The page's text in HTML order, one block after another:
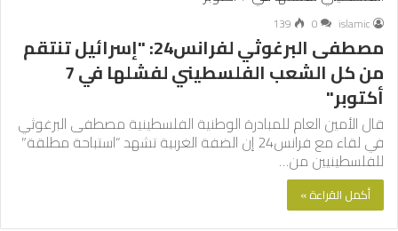
islamic
0
139
مصطفى البرغوثي لفرانس24: "إسرائيل تنتقم
من كل الشعب الفلسطيني لفشلها في 7
أكتوبر"
قال الأمين العام للمبادرة الوطنية الفلسطينية مصطفى البرغوثي
في لقاء مع فرانس24 إن الضفة الغربية تشهد “استباحة مطلقة”
للفلسطينيين من…
أكمل القراءة »